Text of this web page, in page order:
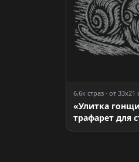
6,6к страз · от 33x21
«Улитка
трафарет для